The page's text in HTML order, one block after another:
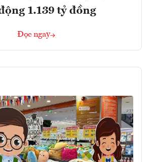
1.139 tỷ đồng
Đọc ngay